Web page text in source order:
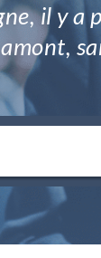
il y a
amont,